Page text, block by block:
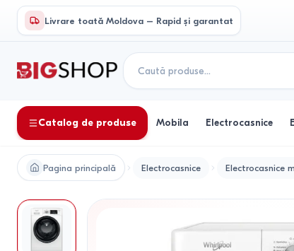
Livrare toată Moldova – Rapid și garantat
Catalog de produse Mobila Electrocasnice
Pagina principală Electrocasnice Electrocasnice